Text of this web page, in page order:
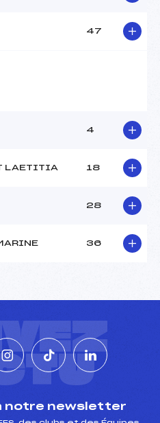
47
4
LAETITIA 18
28
36
notre newsletter